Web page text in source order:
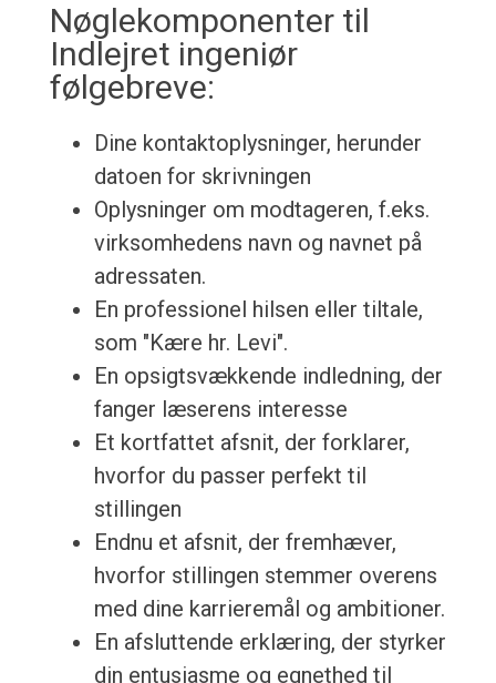
Nøglekomponenter til
Indlejret ingeniør
følgebreve:
Dine kontaktoplysninger, herunder
datoen for skrivningen
Oplysninger om modtageren, f.eks.
virksomhedens navn og navnet på
adressaten.
En professionel hilsen eller tiltale,
som "Kære hr. Levi".
En opsigtsvækkende indledning, der
fanger læserens interesse
Et kortfattet afsnit, der forklarer,
hvorfor du passer perfekt til
stillingen
Endnu et afsnit, der fremhæver,
hvorfor stillingen stemmer overens
med dine karrieremål og ambitioner.
En afsluttende erklæring, der styrker
din entusiasme og egnethed til